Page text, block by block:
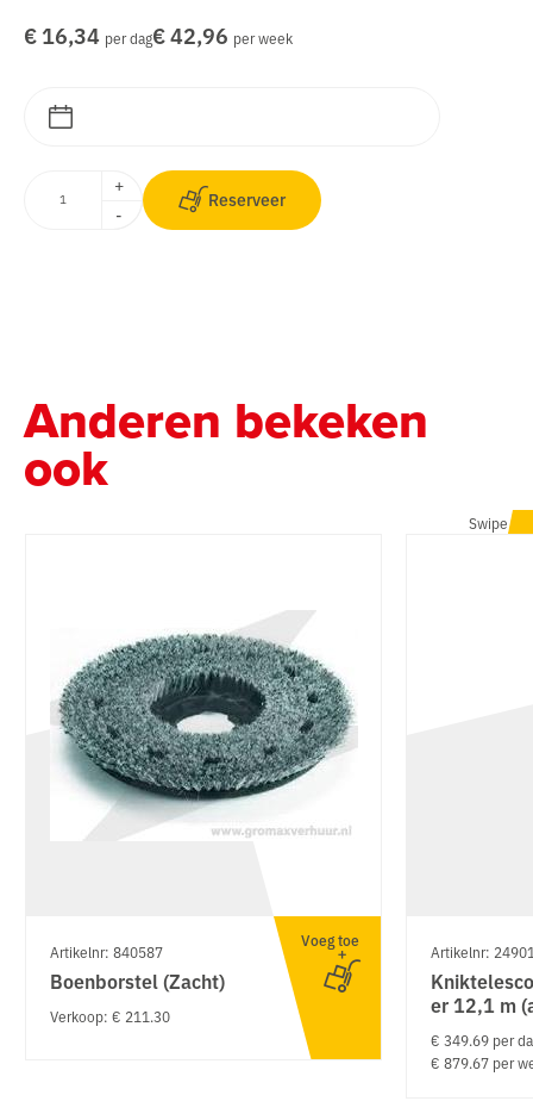
€ 16,34 per dag€ 42,96 per week
+
-
Reserveer
Anderen bekeken
ook
Swipe
Artikelnr: 840587
Boenborstel (Zacht)
Verkoop: € 211.30
Voeg toe
Artikelnr:
er 12,1 m
€ 349.69 per
€ 879.67 per